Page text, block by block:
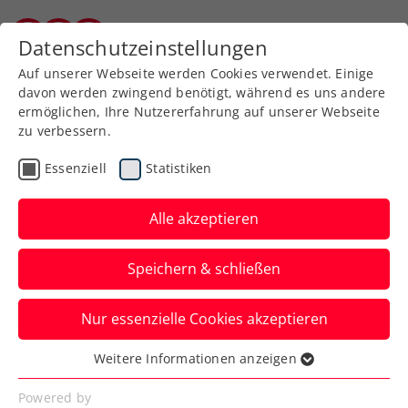
Zurück zur Newsübersicht
Turniere
ATP Madrid: Thiem muss
auf zweite Chance hoffen
Das ÖTV-Aushängeschild kassiert in der
zweiten Qualifikationsrunde eine
Niederlage.
Verfasst von: Manuel Wachta, 23.04.2024
Datenschutzeinstellungen
Auf unserer Webseite werden Cookies verwendet. Einige
davon werden zwingend benötigt, während es uns andere
ermöglichen, Ihre Nutzererfahrung auf unserer Webseite
zu verbessern.
Essenziell Statistiken
Alle akzeptieren
Speichern & schließen
Nur essenzielle Cookies akzeptieren
Essenziell
Essenzielle Cookies werden für grundlegende
Weitere Informationen anzeigen
Powered by